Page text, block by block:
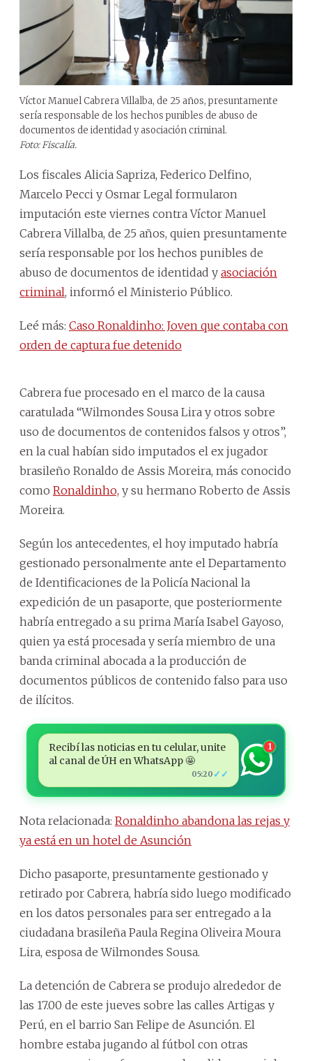
Víctor Manuel Cabrera Villalba, de 25 años, presuntamente
sería responsable de los hechos punibles de abuso de
documentos de identidad y asociación criminal.
Foto: Fiscalía.
Los fiscales Alicia Sapriza, Federico Delfino,
Marcelo Pecci y Osmar Legal formularon
imputación este viernes contra Víctor Manuel
Cabrera Villalba, de 25 años, quien presuntamente
sería responsable por los hechos punibles de
abuso de documentos de identidad y asociación
criminal, informó el Ministerio Público.
Leé más: Caso Ronaldinho: Joven que contaba con
orden de captura fue detenido
Cabrera fue procesado en el marco de la causa
caratulada “Wilmondes Sousa Lira y otros sobre
uso de documentos de contenidos falsos y otros”,
en la cual habían sido imputados el ex jugador
brasileño Ronaldo de Assis Moreira, más conocido
como Ronaldinho, y su hermano Roberto de Assis
Moreira.
Según los antecedentes, el hoy imputado habría
gestionado personalmente ante el Departamento
de Identificaciones de la Policía Nacional la
expedición de un pasaporte, que posteriormente
habría entregado a su prima María Isabel Gayoso,
quien ya está procesada y sería miembro de una
banda criminal abocada a la producción de
documentos públicos de contenido falso para uso
de ilícitos.
Recibí las noticias en tu celular, unite
al canal de ÚH en WhatsApp 🤩
05:20 ✓✓
1
Nota relacionada: Ronaldinho abandona las rejas y
ya está en un hotel de Asunción
Dicho pasaporte, presuntamente gestionado y
retirado por Cabrera, habría sido luego modificado
en los datos personales para ser entregado a la
ciudadana brasileña Paula Regina Oliveira Moura
Lira, esposa de Wilmondes Sousa.
La detención de Cabrera se produjo alrededor de
las 17.00 de este jueves sobre las calles Artigas y
Perú, en el barrio San Felipe de Asunción. El
hombre estaba jugando al fútbol con otras